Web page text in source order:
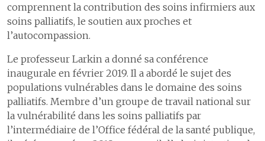
comprennent la contribution des soins infirmiers aux
soins palliatifs, le soutien aux proches et
l’autocompassion.
Le professeur Larkin a donné sa conférence
inaugurale en février 2019. Il a abordé le sujet des
populations vulnérables dans le domaine des soins
palliatifs. Membre d’un groupe de travail national sur
la vulnérabilité dans les soins palliatifs par
l’intermédiaire de l’Office fédéral de la santé publique,